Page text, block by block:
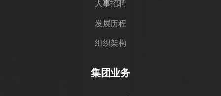
人事招聘
发展历程
组织架构
集团业务